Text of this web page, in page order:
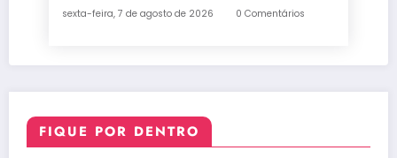
sexta-feira, 7 de agosto de 2026 0 Comentários
FIQUE POR DENTRO